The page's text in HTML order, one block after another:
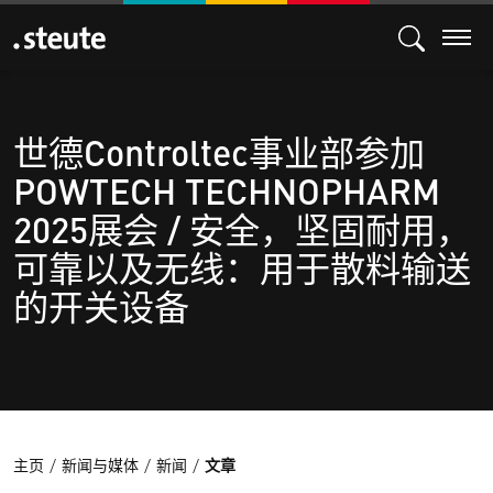
世德Controltec事业部参加
POWTECH TECHNOPHARM
2025展会 / 安全，坚固耐用，
可靠以及无线：用于散料输送
的开关设备
主页 新闻与媒体 新闻 文章